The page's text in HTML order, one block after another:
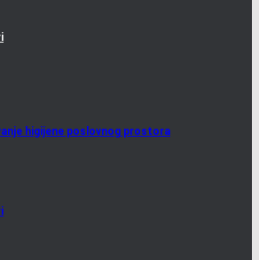
higijene poslovnog prostora